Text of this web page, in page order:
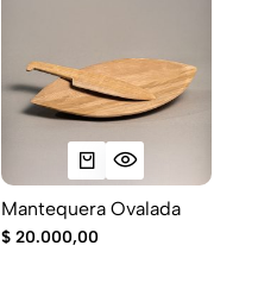
Mantequera Ovalada
$20.000,00